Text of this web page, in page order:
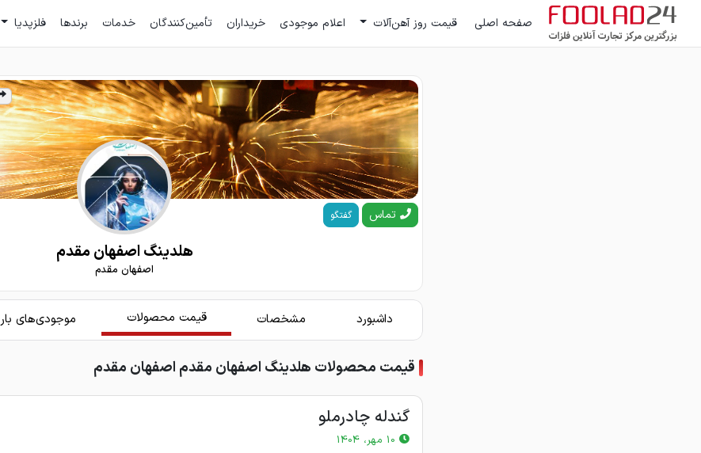
صفحه اصلی قیمت روز آهن‌آلات اعلام موجودی خریداران تأمین‌کنندگان خدمات برندها فلزپدیا
تماس گفتگو
هلدینگ اصفهان مقدم
اصفهان مقدم
داشبورد مشخصات قیمت محصولات موجودی‌های بار
قیمت محصولات هلدینگ اصفهان مقدم اصفهان مقدم
گندله چادرملو